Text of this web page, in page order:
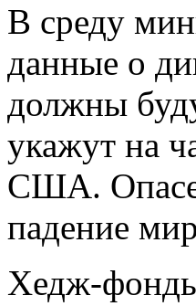
В среду
данные о
должны
укажут на
США.
падение
Хедж-